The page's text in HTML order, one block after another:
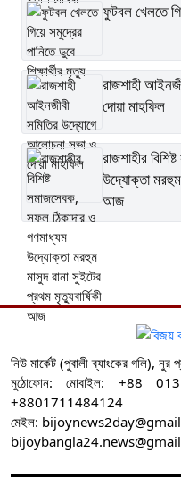
ফুটবল খেলতে
রাজশাহী
দোয়া মাহফিল
রাজশাহীর
উদ্যোক্তা মরহুম
আজ
নিউ মার্কেট (পুবালী ব্যাংকের গলি), নুর
মুঠোফোন: মোবাইল: +88
+8801711484124
মেইল: